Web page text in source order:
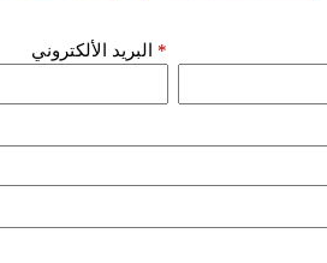
البريد الألكتروني *